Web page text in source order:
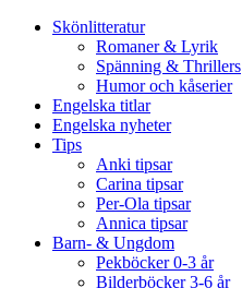
Skönlitteratur
Romaner & Lyrik
Spänning & Thrillers
Humor och kåserier
Engelska titlar
Engelska nyheter
Tips
Anki tipsar
Carina tipsar
Per-Ola tipsar
Annica tipsar
Barn- & Ungdom
Pekböcker 0-3 år
Bilderböcker 3-6 år